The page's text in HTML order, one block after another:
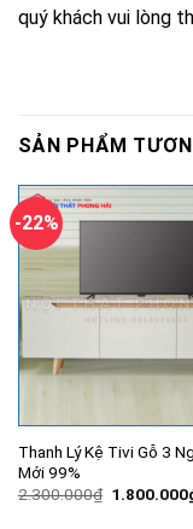
quý khách vui lòng
SẢN PHẨM
-22%
Thanh Lý Kệ Tivi Gỗ 3
Mới 99%
2.300.000₫ Giá
1.800.000